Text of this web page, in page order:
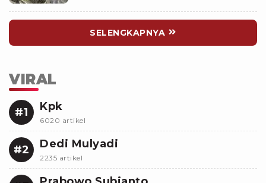
SELENGKAPNYA
VIRAL
#1 Kpk
6020 artikel
#2 Dedi Mulyadi
2235 artikel